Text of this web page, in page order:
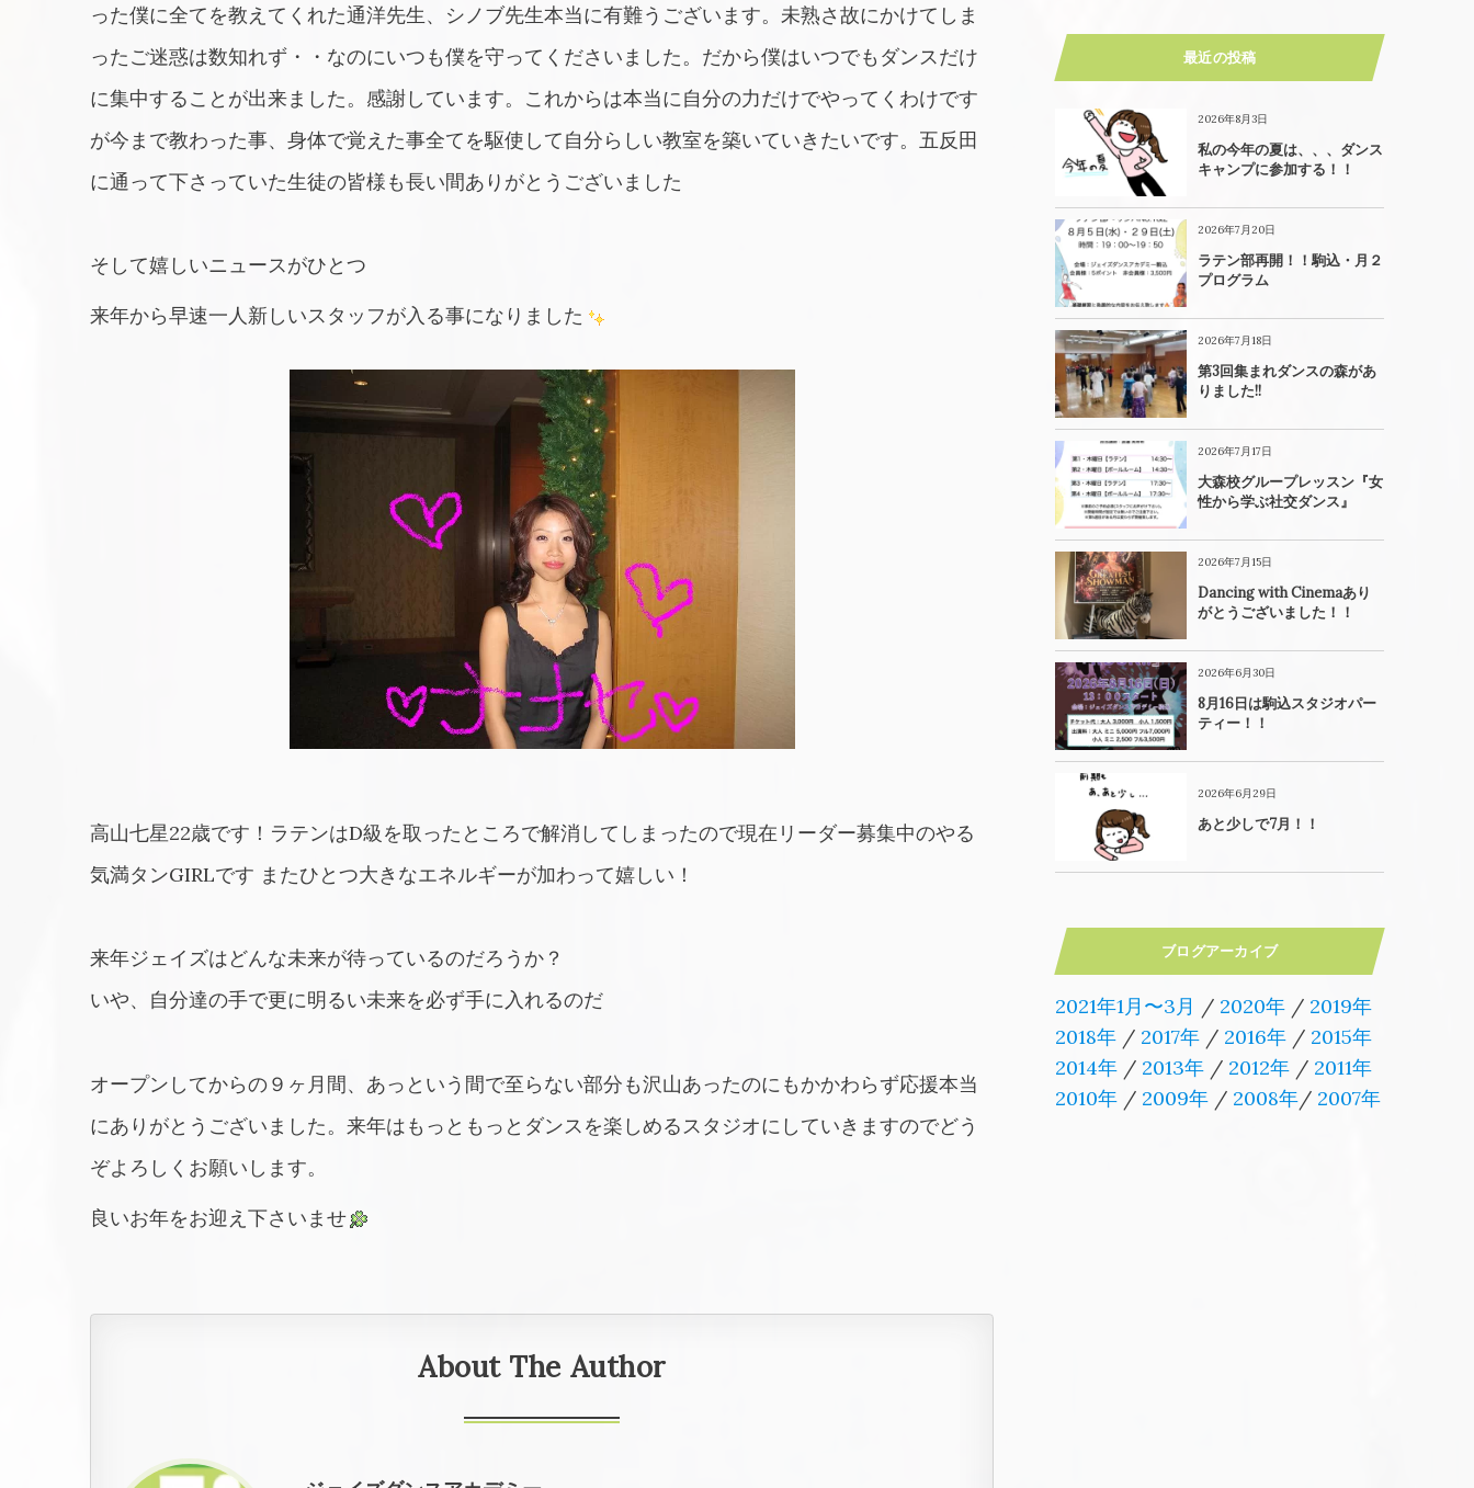
った僕に全てを教えてくれた通洋先生、シノブ先生本当に有難うございます。未熟さ故にかけてしま
ったご迷惑は数知れず・・なのにいつも僕を守ってくださいました。だから僕はいつでもダンスだけ
に集中することが出来ました。感謝しています。これからは本当に自分の力だけでやってくわけです
が今まで教わった事、身体で覚えた事全てを駆使して自分らしい教室を築いていきたいです。五反田
に通って下さっていた生徒の皆様も長い間ありがとうございました
そして嬉しいニュースがひとつ
来年から早速一人新しいスタッフが入る事になりました
高山七星22歳です！ラテンはD級を取ったところで解消してしまったので現在リーダー募集中のやる
気満タンGIRLです またひとつ大きなエネルギーが加わって嬉しい！
来年ジェイズはどんな未来が待っているのだろうか？
いや、自分達の手で更に明るい未来を必ず手に入れるのだ
オープンしてからの９ヶ月間、あっという間で至らない部分も沢山あったのにもかかわらず応援本当
にありがとうございました。来年はもっともっとダンスを楽しめるスタジオにしていきますのでどう
ぞよろしくお願いします。
良いお年をお迎え下さいませ
About The Author
最近の投稿
2026年8月3日
私の今年の夏は、、、ダンス
キャンプに参加する！！
2026年7月20日
ラテン部再開！！駒込・月２
プログラム
2026年7月18日
第3回集まれダンスの森があ
りました!!
2026年7月17日
大森校グループレッスン『女
性から学ぶ社交ダンス』
2026年7月15日
Dancing with Cinemaあり
がとうございました！！
2026年6月30日
8月16日は駒込スタジオパー
ティー！！
2026年6月29日
あと少しで7月！！
ブログアーカイブ
2021年1月〜3月 / 2020年 / 2019年
2018年 / 2017年 / 2016年 / 2015年
2014年 / 2013年 / 2012年 / 2011年
2010年 / 2009年 / 2008年/ 2007年